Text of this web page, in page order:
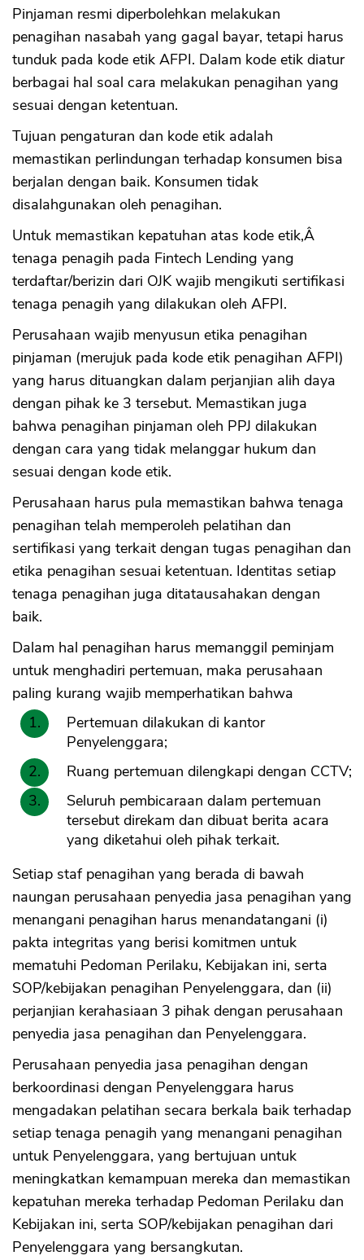
Pinjaman resmi diperbolehkan melakukan
penagihan nasabah yang gagal bayar, tetapi harus
tunduk pada kode etik AFPI. Dalam kode etik diatur
berbagai hal soal cara melakukan penagihan yang
sesuai dengan ketentuan.
Tujuan pengaturan dan kode etik adalah
memastikan perlindungan terhadap konsumen bisa
berjalan dengan baik. Konsumen tidak
disalahgunakan oleh penagihan.
Untuk memastikan kepatuhan atas kode etik,Â
tenaga penagih pada Fintech Lending yang
terdaftar/berizin dari OJK wajib mengikuti sertifikasi
tenaga penagih yang dilakukan oleh AFPI.
Perusahaan wajib menyusun etika penagihan
pinjaman (merujuk pada kode etik penagihan AFPI)
yang harus dituangkan dalam perjanjian alih daya
dengan pihak ke 3 tersebut. Memastikan juga
bahwa penagihan pinjaman oleh PPJ dilakukan
dengan cara yang tidak melanggar hukum dan
sesuai dengan kode etik.
Perusahaan harus pula memastikan bahwa tenaga
penagihan telah memperoleh pelatihan dan
sertifikasi yang terkait dengan tugas penagihan dan
etika penagihan sesuai ketentuan. Identitas setiap
tenaga penagihan juga ditatausahakan dengan
baik.
Dalam hal penagihan harus memanggil peminjam
untuk menghadiri pertemuan, maka perusahaan
paling kurang wajib memperhatikan bahwa
Pertemuan dilakukan di kantor
Penyelenggara;
Ruang pertemuan dilengkapi dengan CCTV;
Seluruh pembicaraan dalam pertemuan
tersebut direkam dan dibuat berita acara
yang diketahui oleh pihak terkait.
Setiap staf penagihan yang berada di bawah
naungan perusahaan penyedia jasa penagihan yang
menangani penagihan harus menandatangani (i)
pakta integritas yang berisi komitmen untuk
mematuhi Pedoman Perilaku, Kebijakan ini, serta
SOP/kebijakan penagihan Penyelenggara, dan (ii)
perjanjian kerahasiaan 3 pihak dengan perusahaan
penyedia jasa penagihan dan Penyelenggara.
Perusahaan penyedia jasa penagihan dengan
berkoordinasi dengan Penyelenggara harus
mengadakan pelatihan secara berkala baik terhadap
setiap tenaga penagih yang menangani penagihan
untuk Penyelenggara, yang bertujuan untuk
meningkatkan kemampuan mereka dan memastikan
kepatuhan mereka terhadap Pedoman Perilaku dan
Kebijakan ini, serta SOP/kebijakan penagihan dari
Penyelenggara yang bersangkutan.
OK
CANCEL